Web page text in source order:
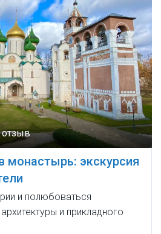
отзыв
монастырь: экскурсия
и полюбоваться
и прикладного